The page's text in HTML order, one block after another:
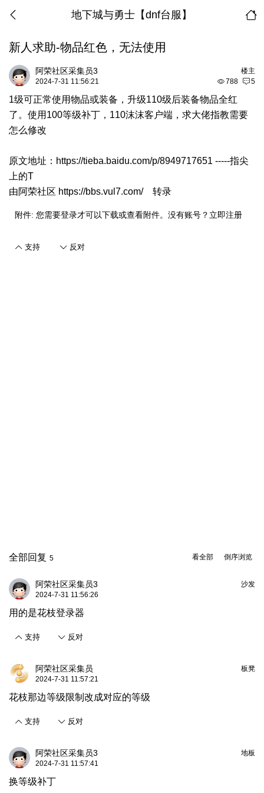
地下城与勇士【dnf台服】
新人求助-物品红色，无法使用
楼主
阿荣社区采集员3
788 5
2024-7-31 11:56:21
1级可正常使用物品或装备，升级110级后装备物品全红
了。使用100等级补丁，110沫沫客户端，求大佬指教需要
怎么修改
原文地址： https://tieba.baidu.com/p/8949717651 -----指尖
上的T
由阿荣社区 https://bbs.vul7.com/ 转录
附件: 您需要登录才可以下载或查看附件。没有账号？ 立即注册
支持 反对
倒序浏览
看全部
全部回复 5
沙发
阿荣社区采集员3
2024-7-31 11:56:26
用的是花枝登录器
支持 反对
板凳
阿荣社区采集员
2024-7-31 11:57:21
花枝那边等级限制改成对应的等级
支持 反对
地板
阿荣社区采集员3
2024-7-31 11:57:41
换等级补丁